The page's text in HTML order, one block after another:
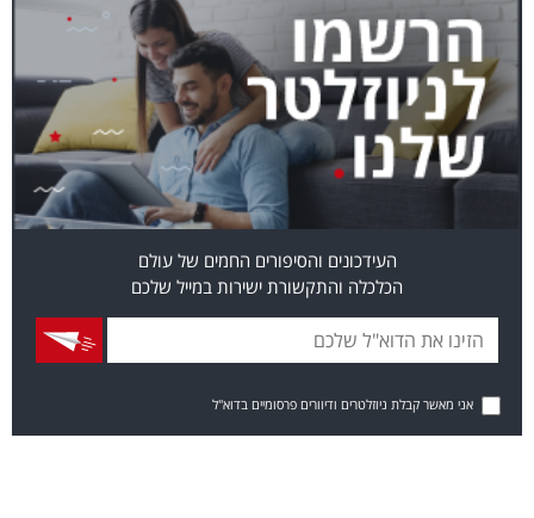
העידכונים והסיפורים החמים של עולם
הכלכלה והתקשורת ישירות במייל שלכם
אני מאשר קבלת ניוזלטרים ודיוורים פרסומיים בדוא"ל